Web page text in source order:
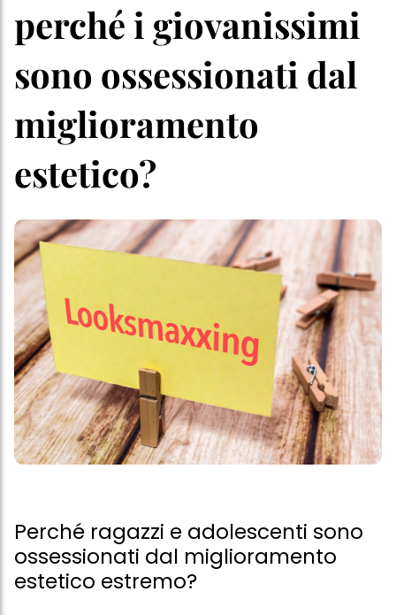
perché i giovanissimi
sono ossessionati dal
miglioramento
estetico?
Perché ragazzi e adolescenti sono
ossessionati dal miglioramento
estetico estremo?